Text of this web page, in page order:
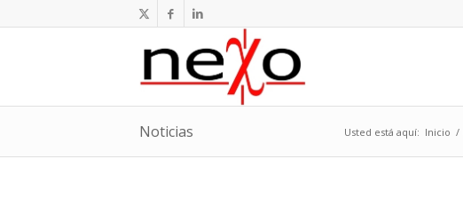
Noticias Usted está aquí: Inicio /